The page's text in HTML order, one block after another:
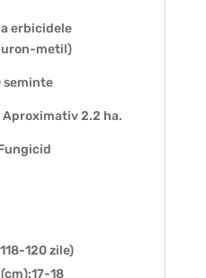
erbicidele
metil)
seminte
2.2 ha.
120 zile)
18